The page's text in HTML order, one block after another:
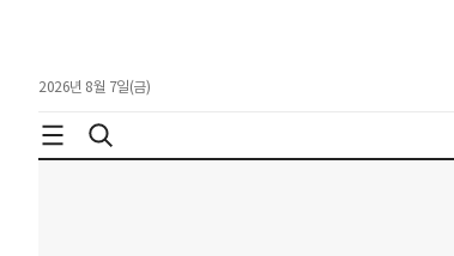
2026년 8월 7일(금)